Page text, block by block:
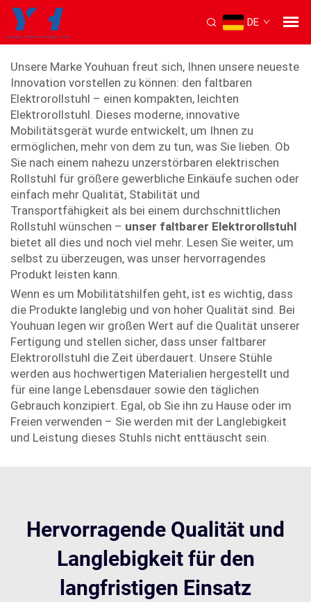
DE
faltbarer Elektrorollstuhl
Unsere Marke Youhuan freut sich, Ihnen unsere neueste
Innovation vorstellen zu können: den faltbaren
Elektrorollstuhl – einen kompakten, leichten
Elektrorollstuhl. Dieses moderne, innovative
Mobilitätsgerät wurde entwickelt, um Ihnen zu
ermöglichen, mehr von dem zu tun, was Sie lieben. Ob
Sie nach einem nahezu unzerstörbaren elektrischen
Rollstuhl für größere gewerbliche Einkäufe suchen oder
einfach mehr Qualität, Stabilität und
Transportfähigkeit als bei einem durchschnittlichen
Rollstuhl wünschen – unser faltbarer Elektrorollstuhl
bietet all dies und noch viel mehr. Lesen Sie weiter, um
selbst zu überzeugen, was unser hervorragendes
Produkt leisten kann.
Wenn es um Mobilitätshilfen geht, ist es wichtig, dass
die Produkte langlebig und von hoher Qualität sind. Bei
Youhuan legen wir großen Wert auf die Qualität unserer
Fertigung und stellen sicher, dass unser faltbarer
Elektrorollstuhl die Zeit überdauert. Unsere Stühle
werden aus hochwertigen Materialien hergestellt und
für eine lange Lebensdauer sowie den täglichen
Gebrauch konzipiert. Egal, ob Sie ihn zu Hause oder im
Freien verwenden – Sie werden mit der Langlebigkeit
und Leistung dieses Stuhls nicht enttäuscht sein.
Hervorragende Qualität und
Langlebigkeit für den
langfristigen Einsatz